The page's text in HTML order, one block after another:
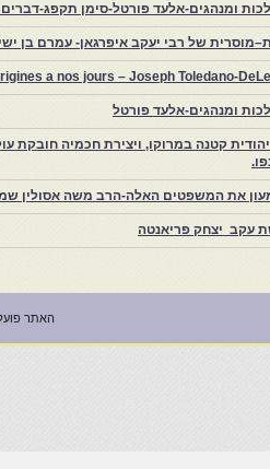
ומנהגים-אלעד פורטל-סימן תקפג-
של רבי יעקב איפרגאן- עמרם בן ישי
a nos jours – Joseph Toledano-
ומנהגים-אלעד פורטל
את המשפטים האלה-הרב משה אסולין
עקב יצחק פריאנטה
האתר